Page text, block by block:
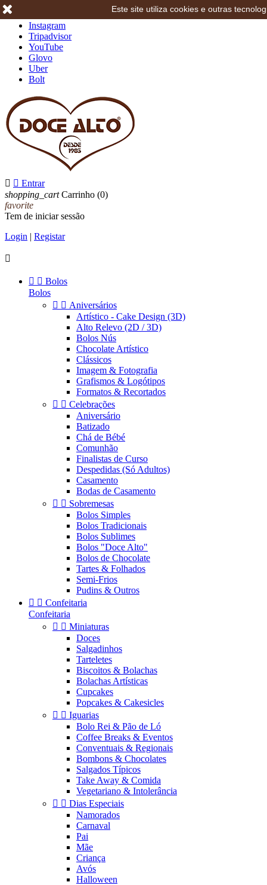
Instagram
Tripadvisor
YouTube
Glovo
Uber
Bolt
  Entrar
shopping_cart Carrinho (0)
favorite
Tem de iniciar sessão
Login | Registar

  Bolos
Bolos
  Aniversários
Artístico - Cake Design (3D)
Alto Relevo (2D / 3D)
Bolos Nús
Chocolate Artístico
Clássicos
Imagem & Fotografia
Grafismos & Logótipos
Formatos & Recortados
  Celebrações
Aniversário
Batizado
Chá de Bébé
Comunhão
Finalistas de Curso
Despedidas (Só Adultos)
Casamento
Bodas de Casamento
  Sobremesas
Bolos Simples
Bolos Tradicionais
Bolos Sublimes
Bolos "Doce Alto"
Bolos de Chocolate
Tartes & Folhados
Semi-Frios
Pudins & Outros
  Confeitaria
Confeitaria
  Miniaturas
Doces
Salgadinhos
Tarteletes
Biscoitos & Bolachas
Bolachas Artísticas
Cupcakes
Popcakes & Cakesicles
  Iguarias
Bolo Rei & Pão de Ló
Coffee Breaks & Eventos
Conventuais & Regionais
Bombons & Chocolates
Salgados Típicos
Take Away & Comida
Vegetariano & Intolerância
  Dias Especiais
Namorados
Carnaval
Pai
Mãe
Criança
Avós
Halloween
Este site utiliza cookies e outras